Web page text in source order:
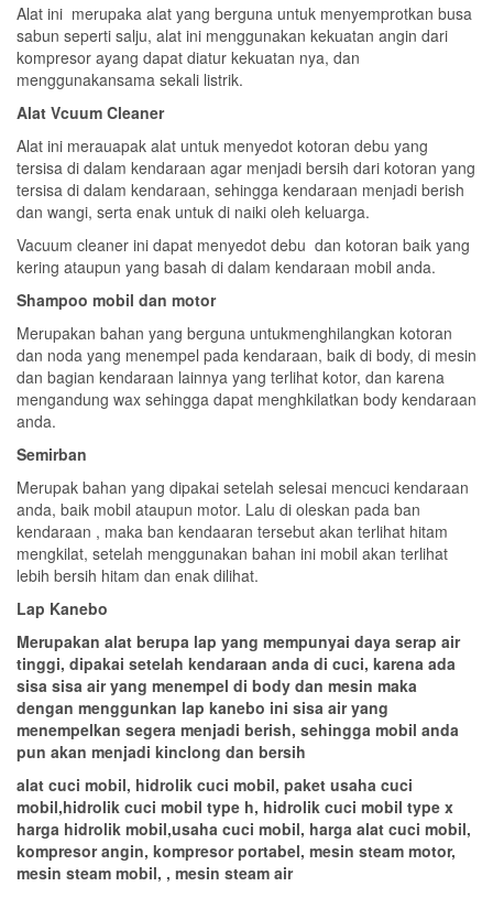
Alat ini merupaka alat yang berguna untuk menyemprotkan busa
sabun seperti salju, alat ini menggunakan kekuatan angin dari
kompresor ayang dapat diatur kekuatan nya, dan
menggunakansama sekali listrik.
Alat Vcuum Cleaner
Alat ini merauapak alat untuk menyedot kotoran debu yang
tersisa di dalam kendaraan agar menjadi bersih dari kotoran yang
tersisa di dalam kendaraan, sehingga kendaraan menjadi berish
dan wangi, serta enak untuk di naiki oleh keluarga.
Vacuum cleaner ini dapat menyedot debu dan kotoran baik yang
kering ataupun yang basah di dalam kendaraan mobil anda.
Shampoo mobil dan motor
Merupakan bahan yang berguna untukmenghilangkan kotoran
dan noda yang menempel pada kendaraan, baik di body, di mesin
dan bagian kendaraan lainnya yang terlihat kotor, dan karena
mengandung wax sehingga dapat menghkilatkan body kendaraan
anda.
Semirban
Merupak bahan yang dipakai setelah selesai mencuci kendaraan
anda, baik mobil ataupun motor. Lalu di oleskan pada ban
kendaraan , maka ban kendaaran tersebut akan terlihat hitam
mengkilat, setelah menggunakan bahan ini mobil akan terlihat
lebih bersih hitam dan enak dilihat.
Lap Kanebo
Merupakan alat berupa lap yang mempunyai daya serap air
tinggi, dipakai setelah kendaraan anda di cuci, karena ada
sisa sisa air yang menempel di body dan mesin maka
dengan menggunkan lap kanebo ini sisa air yang
menempelkan segera menjadi berish, sehingga mobil anda
pun akan menjadi kinclong dan bersih
alat cuci mobil, hidrolik cuci mobil, paket usaha cuci
mobil,hidrolik cuci mobil type h, hidrolik cuci mobil type x
harga hidrolik mobil,usaha cuci mobil, harga alat cuci mobil,
kompresor angin, kompresor portabel, mesin steam motor,
mesin steam mobil, , mesin steam air